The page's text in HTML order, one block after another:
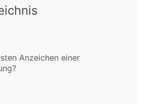
Anzeichen einer